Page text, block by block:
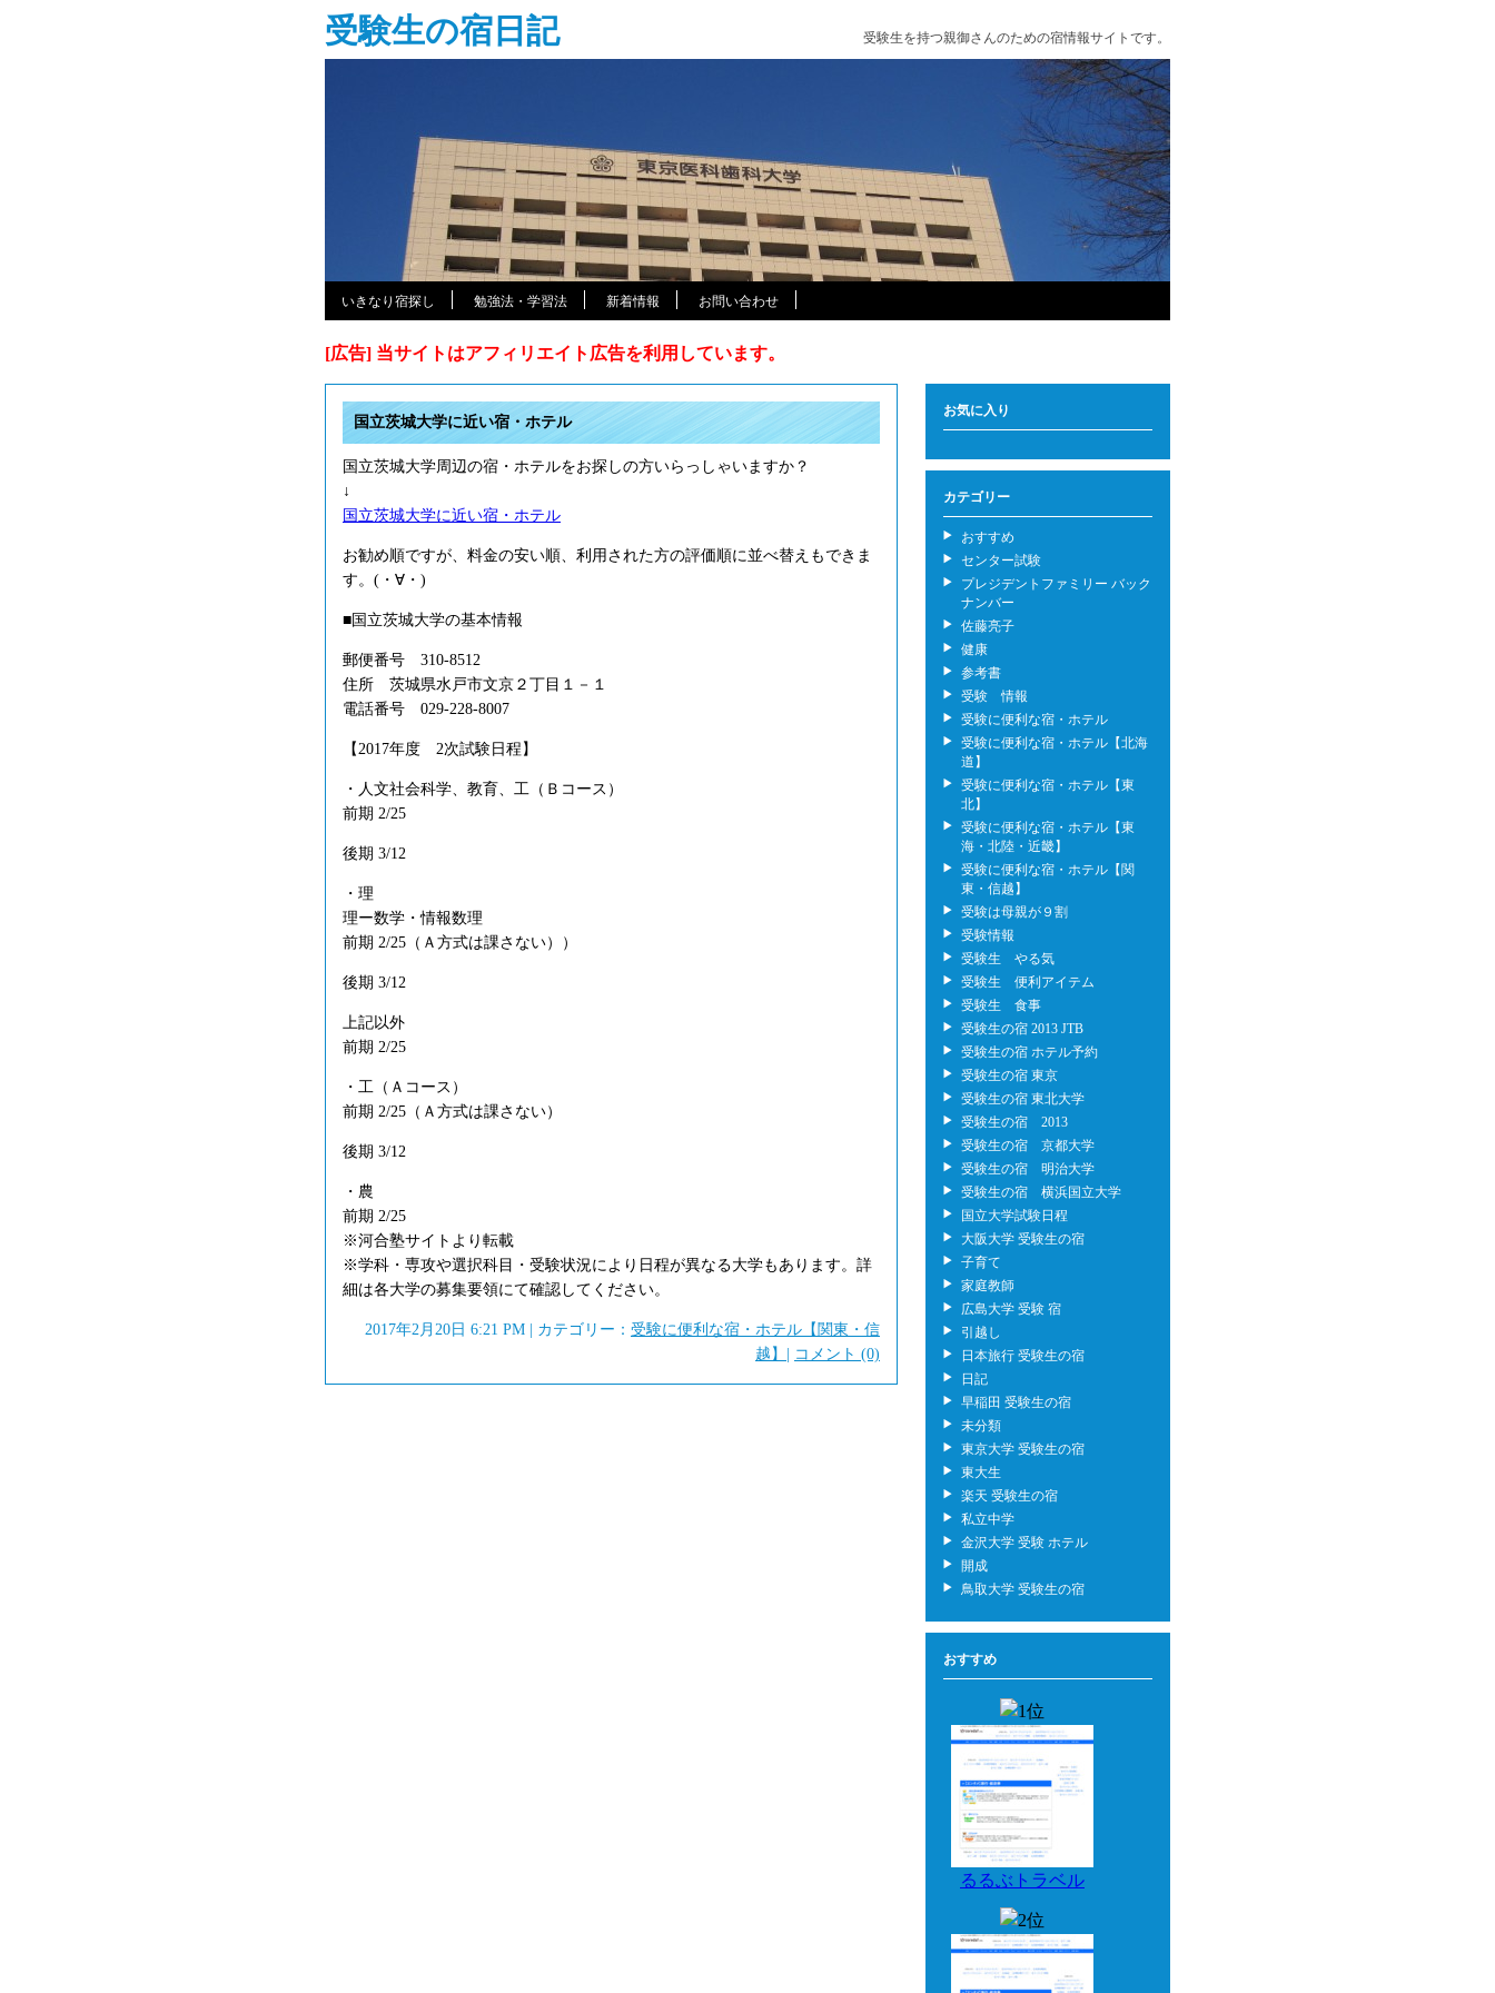
受験生の宿日記 受験生を持つ親御さんのための宿情報サイトです。
いきなり宿探し 勉強法・学習法 新着情報 お問い合わせ
[広告] 当サイトはアフィリエイト広告を利用しています。
国立茨城大学に近い宿・ホテル
国立茨城大学周辺の宿・ホテルをお探しの方いらっしゃいますか？
↓
国立茨城大学に近い宿・ホテル
お勧め順ですが、料金の安い順、利用された方の評価順に並べ替えもできま
す。(・∀・)
■国立茨城大学の基本情報
郵便番号 310-8512
住所 茨城県水戸市文京２丁目１－１
電話番号 029-228-8007
【2017年度 2次試験日程】
・人文社会科学、教育、工（Ｂコース）
前期 2/25
後期 3/12
・理
理ー数学・情報数理
前期 2/25（Ａ方式は課さない））
後期 3/12
上記以外
前期 2/25
・工（Ａコース）
前期 2/25（Ａ方式は課さない）
後期 3/12
・農
前期 2/25
※河合塾サイトより転載
※学科・専攻や選択科目・受験状況により日程が異なる大学もあります。詳
細は各大学の募集要領にて確認してください。
2017年2月20日 6:21 PM | カテゴリー： 受験に便利な宿・ホテル【関東・信
越】
コメント (0)
お気に入り
カテゴリー
おすすめ
センター試験
プレジデントファミリー バック
ナンバー
佐藤亮子
健康
参考書
受験 情報
受験に便利な宿・ホテル
受験に便利な宿・ホテル【北海
道】
受験に便利な宿・ホテル【東
北】
受験に便利な宿・ホテル【東
海・北陸・近畿】
受験に便利な宿・ホテル【関
東・信越】
受験は母親が９割
受験情報
受験生 やる気
受験生 便利アイテム
受験生 食事
受験生の宿 2013 JTB
受験生の宿 ホテル予約
受験生の宿 東京
受験生の宿 東北大学
受験生の宿 2013
受験生の宿 京都大学
受験生の宿 明治大学
受験生の宿 横浜国立大学
国立大学試験日程
大阪大学 受験生の宿
子育て
家庭教師
広島大学 受験 宿
引越し
日本旅行 受験生の宿
日記
早稲田 受験生の宿
未分類
東京大学 受験生の宿
東大生
楽天 受験生の宿
私立中学
金沢大学 受験 ホテル
開成
鳥取大学 受験生の宿
おすすめ
るるぶトラベル